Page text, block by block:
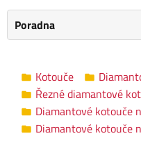
Rozměry kotouče:
Výrobce
MAGG
Průměr
125 mm
Poradna
Kotouče
Řezné diamantové
Diamantové kotouče
Diamantové kotouče